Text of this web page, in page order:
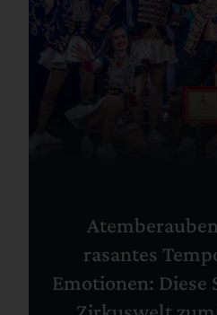
rasantes
Emotionen: Diese